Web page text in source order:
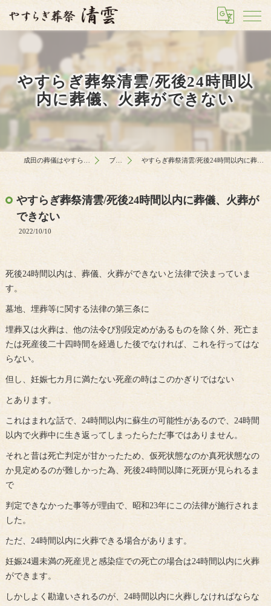
やすらぎ葬祭清雲/死後24時間以
内に葬儀、火葬ができない
ブログ やすらぎ葬祭清雲/死後24時間以内に葬儀、火葬ができない
やすらぎ葬祭清雲/死後24時間以内に葬儀、火葬が
できない
2022/10/10
死後24時間以内は、葬儀、火葬ができないと法律で決まっていま
す。
墓地、埋葬等に関する法律の第三条に
埋葬又は火葬は、他の法令び別段定めがあるものを除く外、死亡ま
たは死産後二十四時間を経過した後でなければ、これを行ってはな
らない。
但し、妊娠七カ月に満たない死産の時はこのかぎりではない
とあります。
これはまれな話で、24時間以内に蘇生の可能性があるので、24時間
以内で火葬中に生き返ってしまったらただ事ではありません。
それと昔は死亡判定が甘かったため、仮死状態なのか真死状態なの
か見定めるのが難しかった為、死後24時間以降に死斑が見られるま
で
判定できなかった事等が理由で、昭和23年にこの法律が施行されま
した。
ただ、24時間以内に火葬できる場合があります。
妊娠24週未満の死産児と感染症での死亡の場合は24時間以内に火葬
ができます。
しかしよく勘違いされるのが、24時間以内に火葬しなければならな